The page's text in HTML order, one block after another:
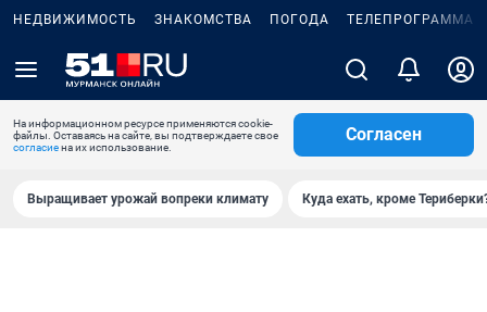
НЕДВИЖИМОСТЬ ЗНАКОМСТВА ПОГОДА ТЕЛЕПРОГРАММА
На информационном ресурсе применяются cookie-
файлы. Оставаясь на сайте, вы подтверждаете свое
согласиена их использование.
Согласен
Выращивает урожай вопреки климату Куда ехать, кроме